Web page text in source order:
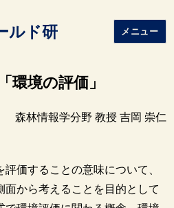
ルド研 メニュー
環境の評価」
森林情報学分野 教授 吉岡 崇仁
価することの意味について、
面から考えることを目的として